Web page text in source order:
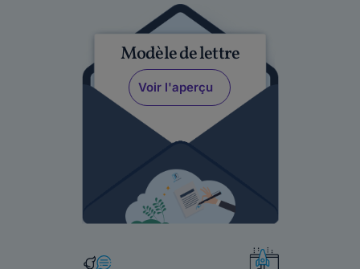
Modèle de lettre
Voir l'aperçu